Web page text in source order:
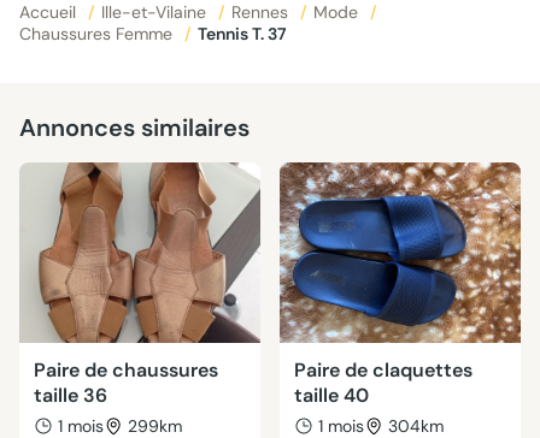
Accueil / Ille-et-Vilaine / Rennes / Mode
/
Chaussures Femme
/ Tennis T. 37
Annonces similaires
Paire de chaussures
taille 36
1 mois 299km
Paire de claquettes
taille 40
1 mois 304km